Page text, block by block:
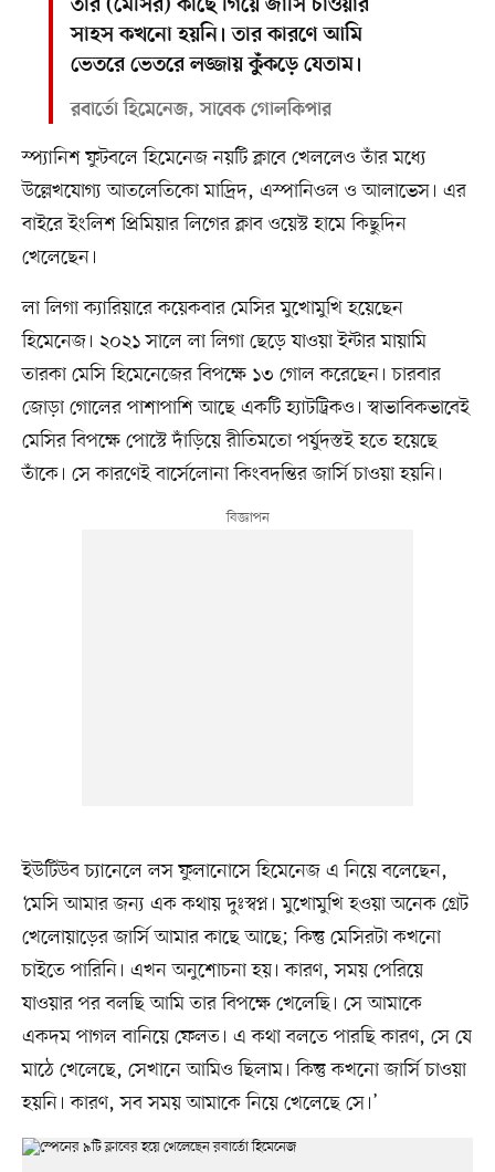
তার (মেসির) কাছে গিয়ে জার্সি চাওয়ার
সাহস কখনো হয়নি। তার কারণে আমি
ভেতরে ভেতরে লজ্জায় কুঁকড়ে যেতাম।
রবার্তো হিমেনেজ, সাবেক গোলকিপার
স্প্যানিশ ফুটবলে হিমেনেজ নয়টি ক্লাবে খেললেও তাঁর মধ্যে
উল্লেখযোগ্য আতলেতিকো মাদ্রিদ, এস্পানিওল ও আলাভেস। এর
বাইরে ইংলিশ প্রিমিয়ার লিগের ক্লাব ওয়েস্ট হামে কিছুদিন
খেলেছেন।
লা লিগা ক্যারিয়ারে কয়েকবার মেসির মুখোমুখি হয়েছেন
হিমেনেজ। ২০২১ সালে লা লিগা ছেড়ে যাওয়া ইন্টার মায়ামি
তারকা মেসি হিমেনেজের বিপক্ষে ১৩ গোল করেছেন। চারবার
জোড়া গোলের পাশাপাশি আছে একটি হ্যাটট্রিকও। স্বাভাবিকভাবেই
মেসির বিপক্ষে পোস্টে দাঁড়িয়ে রীতিমতো পর্যুদস্তই হতে হয়েছে
তাঁকে। সে কারণেই বার্সেলোনা কিংবদন্তির জার্সি চাওয়া হয়নি।
ইউটিউব চ্যানেলে লস ফুলানোসে হিমেনেজ এ নিয়ে বলেছেন,
‘মেসি আমার জন্য এক কথায় দুঃস্বপ্ন। মুখোমুখি হওয়া অনেক গ্রেট
খেলোয়াড়ের জার্সি আমার কাছে আছে; কিন্তু মেসিরটা কখনো
চাইতে পারিনি। এখন অনুশোচনা হয়। কারণ, সময় পেরিয়ে
যাওয়ার পর বলছি আমি তার বিপক্ষে খেলেছি। সে আমাকে
একদম পাগল বানিয়ে ফেলত। এ কথা বলতে পারছি কারণ, সে যে
মাঠে খেলেছে, সেখানে আমিও ছিলাম। কিন্তু কখনো জার্সি চাওয়া
হয়নি। কারণ, সব সময় আমাকে নিয়ে খেলেছে সে।’